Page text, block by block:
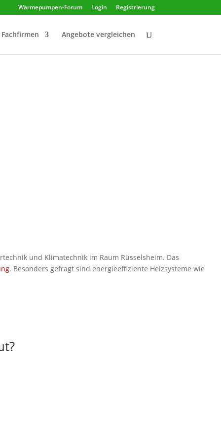
Wärmepumpen-Forum Login Registrierung
Fachfirmen Angebote vergleichen
und Klimatechnik im Raum Rüsselsheim. Das
. Besonders gefragt sind energieeffiziente Heizsysteme wie